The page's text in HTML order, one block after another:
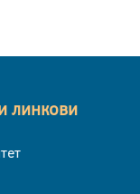
линкови